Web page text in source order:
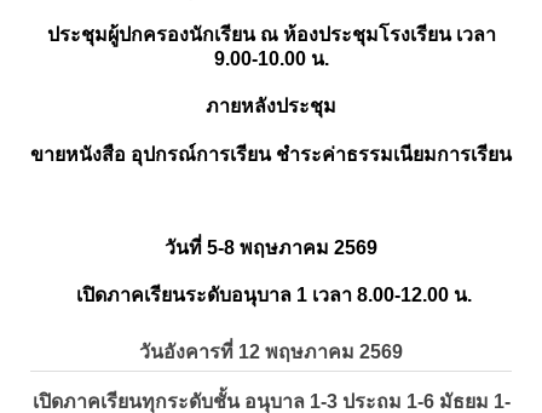
ประชุมผู้ปกครองนักเรียน ณ ห้องประชุมโรงเรียน เวลา
9.00-10.00 น.
ภายหลังประชุม
ขายหนังสือ อุปกรณ์การเรียน ชำระค่าธรรมเนียมการเรียน
วันที่ 5-8 พฤษภาคม 2569
เปิดภาคเรียนระดับอนุบาล 1 เวลา 8.00-12.00 น.
วันอังคารที่ 12 พฤษภาคม 2569
เปิดภาคเรียนทุกระดับชั้น อนุบาล 1-3 ประถม 1-6 มัธยม 1-